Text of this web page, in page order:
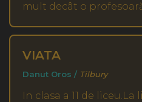
mult decât o
VIATA
Danut Oros / Tilbury
In clasa a 11 de liceu.La liceul teologic din